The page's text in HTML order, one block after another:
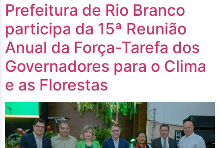
Prefeitura de Rio Branco
participa da 15ª Reunião
Anual da Força-Tarefa dos
Governadores para o Clima
e as Florestas